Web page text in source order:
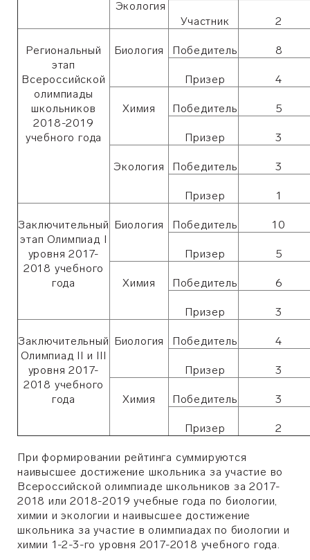
Экология
Участник 2
Региональный
этап
Всероссийской
олимпиады
школьников
2018-2019
учебного года
Биология Победитель 8
Призер 4
Химия Победитель 5
Призер 3
Экология Победитель 3
Призер 1
Заключительный
этап Олимпиад I
уровня 2017-
2018 учебного
года
Биология Победитель 10
Призер 5
Химия Победитель 6
Призер 3
Заключительный
Олимпиад II и III
уровня 2017-
2018 учебного
года
Биология Победитель 4
Призер 3
Химия Победитель 3
Призер 2
При формировании рейтинга суммируются
наивысшее достижение школьника за участие во
Всероссийской олимпиаде школьников за 2017-
2018 или 2018-2019 учебные года по биологии,
химии и экологии и наивысшее достижение
школьника за участие в олимпиадах по биологии и
химии 1-2-3-го уровня 2017-2018 учебного года.